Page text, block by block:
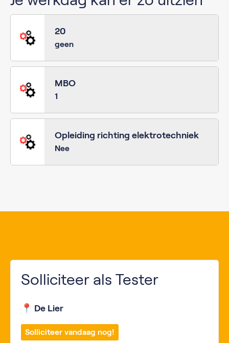
20
geen
MBO
1
Opleiding richting elektrotechniek
Nee
Solliciteer als Tester
📍 De Lier
Solliciteer vandaag nog!